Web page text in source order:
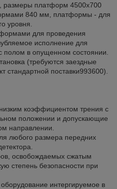
размеры платформ 4500х700
840 мм, платформы - для
уровня.
для проведения
исполнение для
полом в опущенном состоянии.
(требуются заездные
стандартной поставки993600).
коэффициентом трения с
положении и допускающие
направлении.
любого размера передних
освобождаемых сжатым
степень безопасности при
интергируемое в